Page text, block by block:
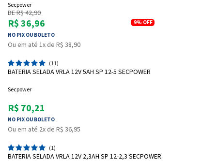
Secpower
DE R$ 42,90
R$ 36,96
NO PIX OU BOLETO
9% OFF
Ou em até 1x de R$ 38,90
(11)
BATERIA SELADA VRLA 12V 5AH SP 12-5 SECPOWER
Secpower
R$ 70,21
NO PIX OU BOLETO
Ou em até 2x de R$ 36,95
(1)
BATERIA SELADA VRLA 12V 2,3AH SP 12-2,3 SECPOWER